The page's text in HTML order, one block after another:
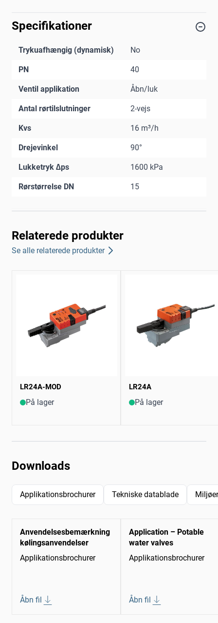
Specifikationer
Trykuafhængig (dynamisk) No
PN 40
Ventil applikation Åbn/luk
Antal rørtilslutninger 2-vejs
Kvs 16 m³/h
Drejevinkel 90°
Lukketryk ∆ps 1600 kPa
Rørstørrelse DN 15
Relaterede produkter
Se alle relaterede produkter
LR24A-MOD
På lager
LR24A
På lager
Downloads
Applikationsbrochurer Tekniske datablade
Anvendelsesbemærkning
kølingsanvendelser
Applikationsbrochurer
Åbn fil
Application – Potable
water valves
Applikationsbrochurer
Åbn fil